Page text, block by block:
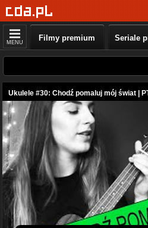
MENU Filmy premium Seriale
Ukulele #30: Chodź pomaluj mój świat |